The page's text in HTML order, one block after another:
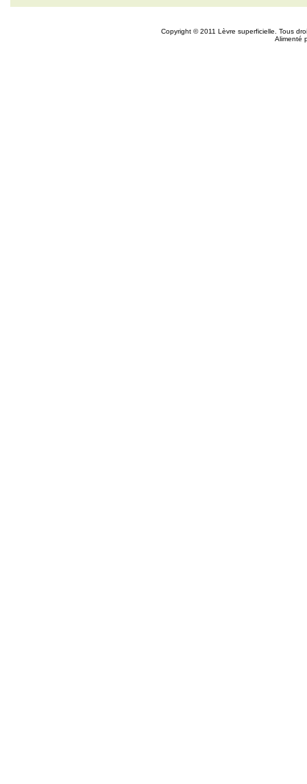
Copyright © 2011 Lèvre superficielle. Tous
Alimenté